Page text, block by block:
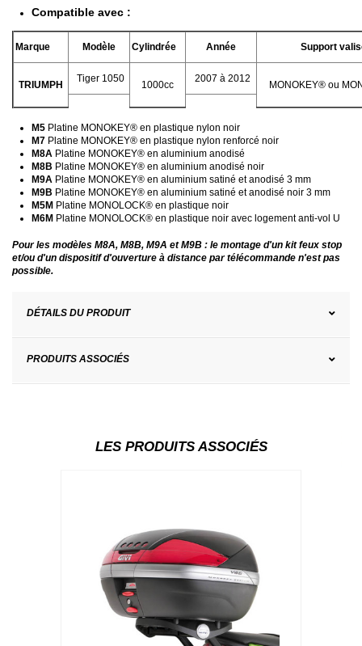
Compatible avec :
Marque Modèle Cylindrée Année Support
TRIUMPH
Tiger 1050
1000cc
2007 à 2012
MONOKEY® ou
M5 Platine MONOKEY® en plastique nylon noir
M7 Platine MONOKEY® en plastique nylon renforcé noir
M8A Platine MONOKEY® en aluminium anodisé
M8B Platine MONOKEY® en aluminium anodisé noir
M9A Platine MONOKEY® en aluminium satiné et anodisé 3 mm
M9B Platine MONOKEY® en aluminium satiné et anodisé noir 3 mm
M5M Platine MONOLOCK® en plastique noir
M6M Platine MONOLOCK® en plastique noir avec logement anti-vol U
Pour les modèles M8A, M8B, M9A et M9B : le montage d'un kit feux stop
et/ou d'un dispositif d'ouverture à distance par télécommande n'est pas
possible.
DÉTAILS DU PRODUIT
PRODUITS ASSOCIÉS
LES PRODUITS ASSOCIÉS